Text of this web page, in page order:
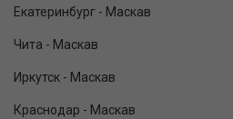
Екатеринбург - Маскав
Чита - Маскав
Иркутск - Маскав
Краснодар - Маскав